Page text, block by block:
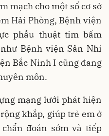
mạch cho một số cơ sở
Hải Phòng, Bệnh viện
phẫu thuật tim bẩm
Bệnh viện Sản Nhi
Bắc Ninh I cũng đang
môn.
mạng lưới phát hiện
khắp, giúp trẻ em ở
đoán sớm và tiếp